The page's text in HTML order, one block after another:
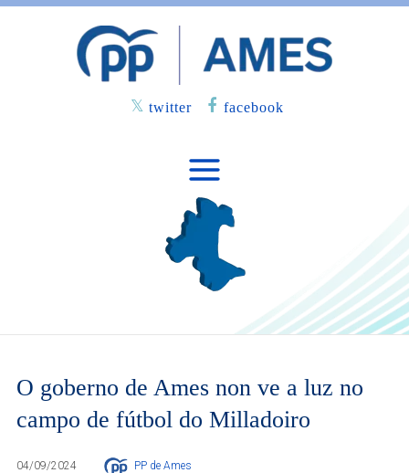
twitter facebook
O goberno de Ames non ve a luz no
campo de fútbol do Milladoiro
04/09/2024
PP de Ames